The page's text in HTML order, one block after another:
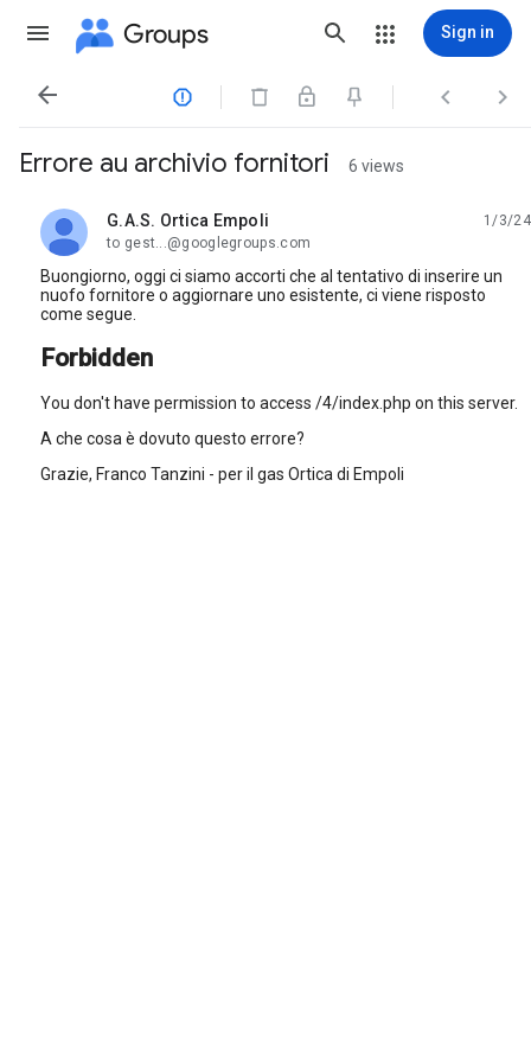
Groups Sign in
   
Errore au archivio fornitori 6 views
G.A.S. Ortica Empoli
unread,
1/3/24
to gest...@googlegroups.com
Buongiorno, oggi ci siamo accorti che al tentativo di inserire un
nuofo fornitore o aggiornare uno esistente, ci viene risposto
come segue.
Forbidden
You don't have permission to access /4/index.php on this server.
A che cosa è dovuto questo errore?
Grazie, Franco Tanzini - per il gas Ortica di Empoli